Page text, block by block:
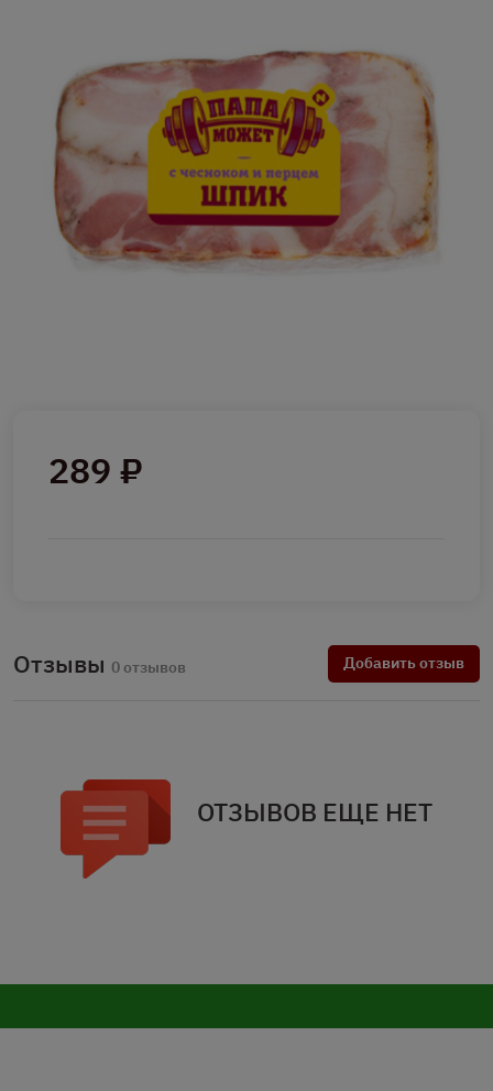
289 ₽
Отзывы 0 отзывов Добавить отзыв
ОТЗЫВОВ ЕЩЕ НЕТ